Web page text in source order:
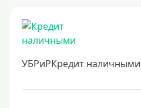
УБРиРКредит наличными